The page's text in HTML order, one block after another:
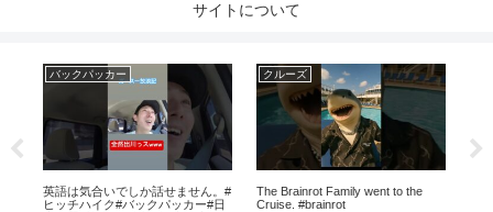
サイトについて
バックパッカー
英語は気合いでしか話せません。#
ヒッチハイク#バックパッカー#日
クルーズ
The Brainrot Family went to the
Cruise. #brainrot